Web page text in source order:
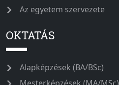
Az egyetem szervezete
OKTATÁS
Alapképzések (BA/BSc)